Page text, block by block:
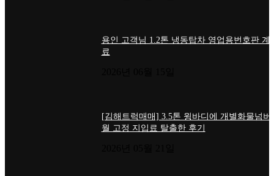
용인 고객님 1.2톤 냉동탑차 영업용번호판 계
료
[김해트럭매매] 3.5톤 윙바디에 개별화물넘버
월 고정 지입료 탈출한 후기